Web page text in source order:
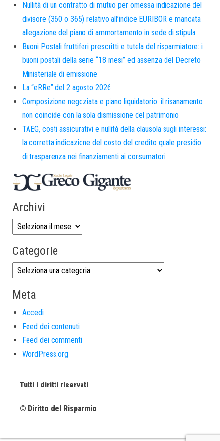
Nullità di un contratto di mutuo per omessa indicazione del
divisore (360 o 365) relativo all’indice EURIBOR e mancata
allegazione del piano di ammortamento in sede di stipula
Buoni Postali fruttiferi prescritti e tutela del risparmiatore: i
buoni postali della serie “18 mesi” ed assenza del Decreto
Ministeriale di emissione
La “eRRe” del 2 agosto 2026
Composizione negoziata e piano liquidatorio: il risanamento
non coincide con la sola dismissione del patrimonio
TAEG, costi assicurativi e nullità della clausola sugli interessi:
la corretta indicazione del costo del credito quale presidio
di trasparenza nei finanziamenti ai consumatori
Archivi
Categorie
Meta
Accedi
Feed dei contenuti
Feed dei commenti
WordPress.org
Tutti i diritti riservati
© Diritto del Risparmio